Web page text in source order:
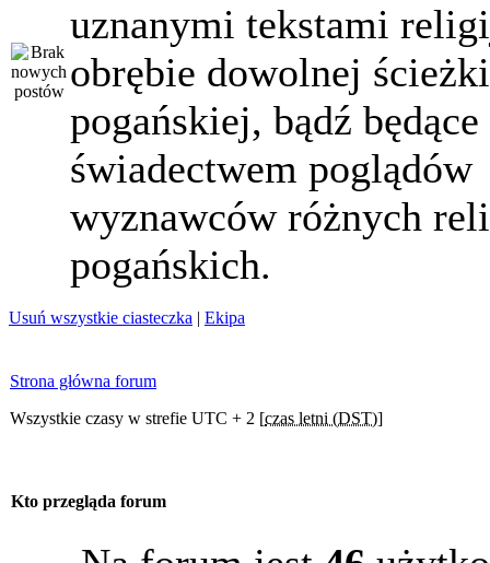
uznanymi tekstami
obrębie dowolnej ścieżki
pogańskiej, bądź będące
świadectwem poglądów
wyznawców różnych
pogańskich.
Usuń wszystkie ciasteczka | Ekipa
Strona główna forum
Wszystkie czasy w strefie UTC + 2 [czas letni (DST)]
Kto przegląda forum